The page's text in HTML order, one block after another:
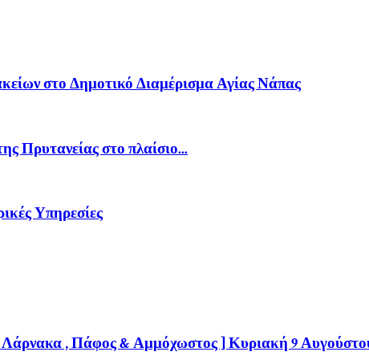
στο Δημοτικό Διαμέρισμα Αγίας Νάπας
στο πλαίσιο...
Υπηρεσίες
, Πάφος & Αμμόχωστος ] Κυριακή 9